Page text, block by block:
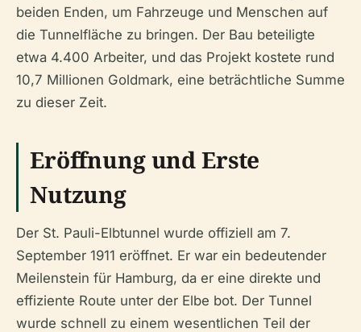
beiden Enden, um Fahrzeuge und Menschen auf
die Tunnelfläche zu bringen. Der Bau beteiligte
etwa 4.400 Arbeiter, und das Projekt kostete rund
10,7 Millionen Goldmark, eine beträchtliche Summe
zu dieser Zeit.
Eröffnung und Erste
Nutzung
Der St. Pauli-Elbtunnel wurde offiziell am 7.
September 1911 eröffnet. Er war ein bedeutender
Meilenstein für Hamburg, da er eine direkte und
effiziente Route unter der Elbe bot. Der Tunnel
wurde schnell zu einem wesentlichen Teil der